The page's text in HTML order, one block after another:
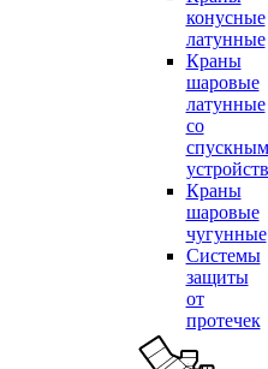
конусные
латунные
Краны
шаровые
латунные
со
спускным
Краны
шаровые
чугунные
Системы
защиты
от
протечек